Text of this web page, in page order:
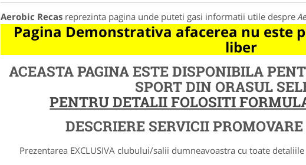
Aerobic Recasreprezinta pagina unde puteti gasi informatii utile despre
Pagina Demonstrativa afacerea nu este
liber
ACEASTA PAGINA ESTE DISPONIBILA
SPORT DIN ORASUL
PENTRU DETALII FOLOSITI
DESCRIERE SERVICII
Prezentarea EXCLUSIVA clubului/salii dumneavoastra cu toate